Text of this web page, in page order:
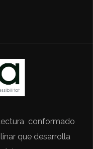
conformado
que desarrolla